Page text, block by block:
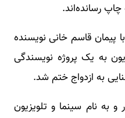
رسانده‌اند.
پیمان قاسم خانی نویسنده
به یک پروژه نویسندگی
به نام سینما و تلویزیون